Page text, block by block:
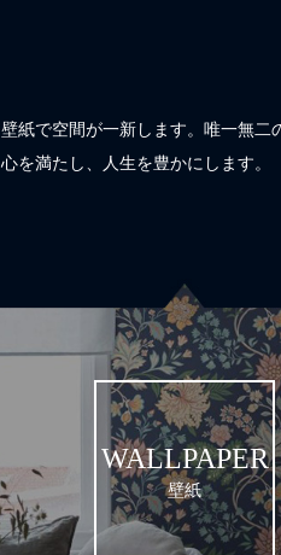
WALLPAPER
壁紙
壁紙で空間が一新します。唯一無二
心を満たし、人生を豊かにします。